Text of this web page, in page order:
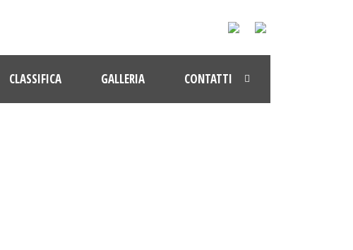
CLASSIFICA GALLERIA CONTATTI